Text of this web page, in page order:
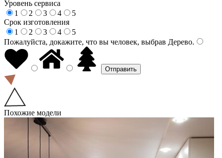
Уровень сервиса
1
2 3 4
5
Срок изготовления
1
2 3 4
5
Пожалуйста, докажите, что вы человек, выбрав Дерево.
Похожие модели